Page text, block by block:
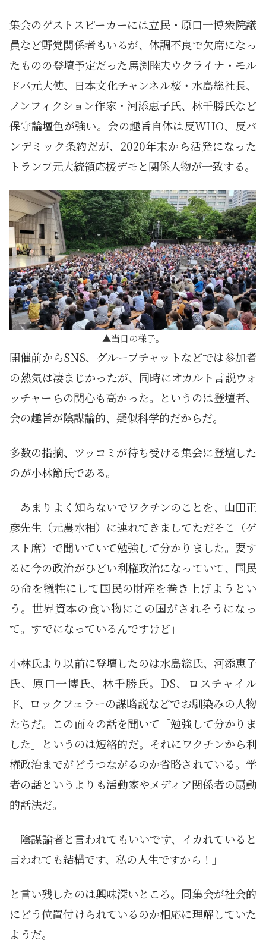
集会のゲストスピーカーには立民・原口一博衆院議
員など野党関係者もいるが、体調不良で欠席になっ
たものの登壇予定だった馬渕睦夫ウクライナ・モル
ドバ元大使、日本文化チャンネル桜・水島総社長、
ノンフィクション作家・河添恵子氏、林千勝氏など
保守論壇色が強い。会の趣旨自体は反WHO、反パ
ンデミック条約だが、2020年末から活発になった
トランプ元大統領応援デモと関係人物が一致する。
当日の様子。
開催前からSNS、グループチャットなどでは参加者
の熱気は凄まじかったが、同時にオカルト言説ウォ
ッチャーらの関心も高かった。というのは登壇者、
会の趣旨が陰謀論的、疑似科学的だからだ。
多数の指摘、ツッコミが待ち受ける集会に登壇した
のが小林節氏である。
「あまりよく知らないでワクチンのことを、山田正
彦先生（元農水相）に連れてきましてただそこ（ゲ
スト席）で聞いていて勉強して分かりました。要す
るに今の政治がひどい利権政治になっていて、国民
の命を犠牲にして国民の財産を巻き上げようとい
う。世界資本の食い物にこの国がされそうになっ
て。すでになっているんですけど」
小林氏より以前に登壇したのは水島総氏、河添恵子
氏、原口一博氏、林千勝氏。DS、ロスチャイル
ド、ロックフェラーの謀略説などでお馴染みの人物
たちだ。この面々の話を聞いて「勉強して分かりま
した」というのは短絡的だ。それにワクチンから利
権政治までがどうつながるのか省略されている。学
者の話というよりも活動家やメディア関係者の扇動
的話法だ。
「陰謀論者と言われてもいいです、イカれていると
言われても結構です、私の人生ですから！」
と言い残したのは興味深いところ。同集会が社会的
にどう位置付けられているのか相応に理解していた
ようだ。